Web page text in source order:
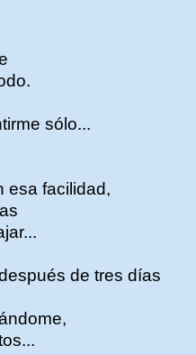
sólo...
esa facilidad,
de tres días